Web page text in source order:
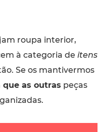
roupa interior,
à categoria de itens
Se os mantivermos
que as outras peças